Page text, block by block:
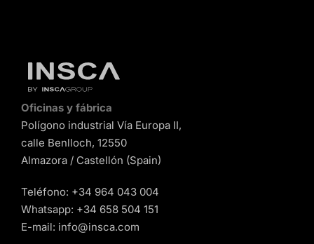
Oficinas y fábrica
Polígono industrial Vía Europa II,
calle Benlloch, 12550
Almazora / Castellón (Spain)
Teléfono: +34 964 043 004
Whatsapp: +34 658 504 151
E-mail: info@insca.com